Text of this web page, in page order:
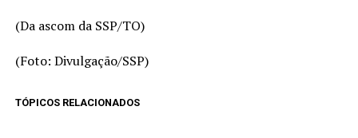
(Da ascom da SSP/TO)
(Foto: Divulgação/SSP)
TÓPICOS RELACIONADOS